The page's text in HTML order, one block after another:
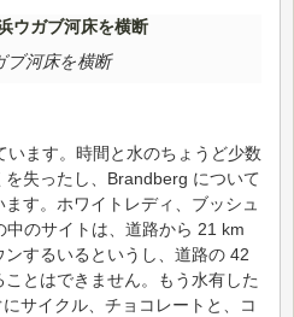
ブ河床を横断
ます。時間と水のちょうど少数
失ったし、Brandberg について
す。ホワイトレディ、ブッシュ
のサイトは、道路から 21 km
するいるというし、道路の 42
とはできません。もう水有した
サイクル、チョコレートと、コ